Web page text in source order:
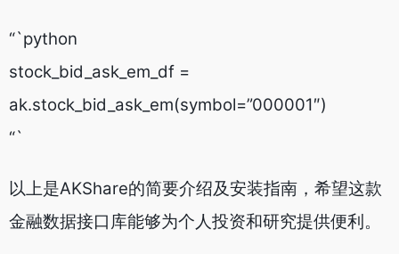
“`python
stock_bid_ask_em_df =
ak.stock_bid_ask_em(symbol=”000001″)
“`
以上是AKShare的简要介绍及安装指南，希望这款
金融数据接口库能够为个人投资和研究提供便利。